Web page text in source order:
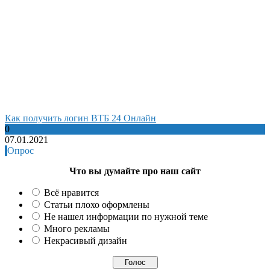
Как получить логин ВТБ 24 Онлайн
0
07.01.2021
Опрос
Что вы думайте про наш сайт
Всё нравится
Статьи плохо оформлены
Не нашел информации по нужной теме
Много рекламы
Некрасивый дизайн